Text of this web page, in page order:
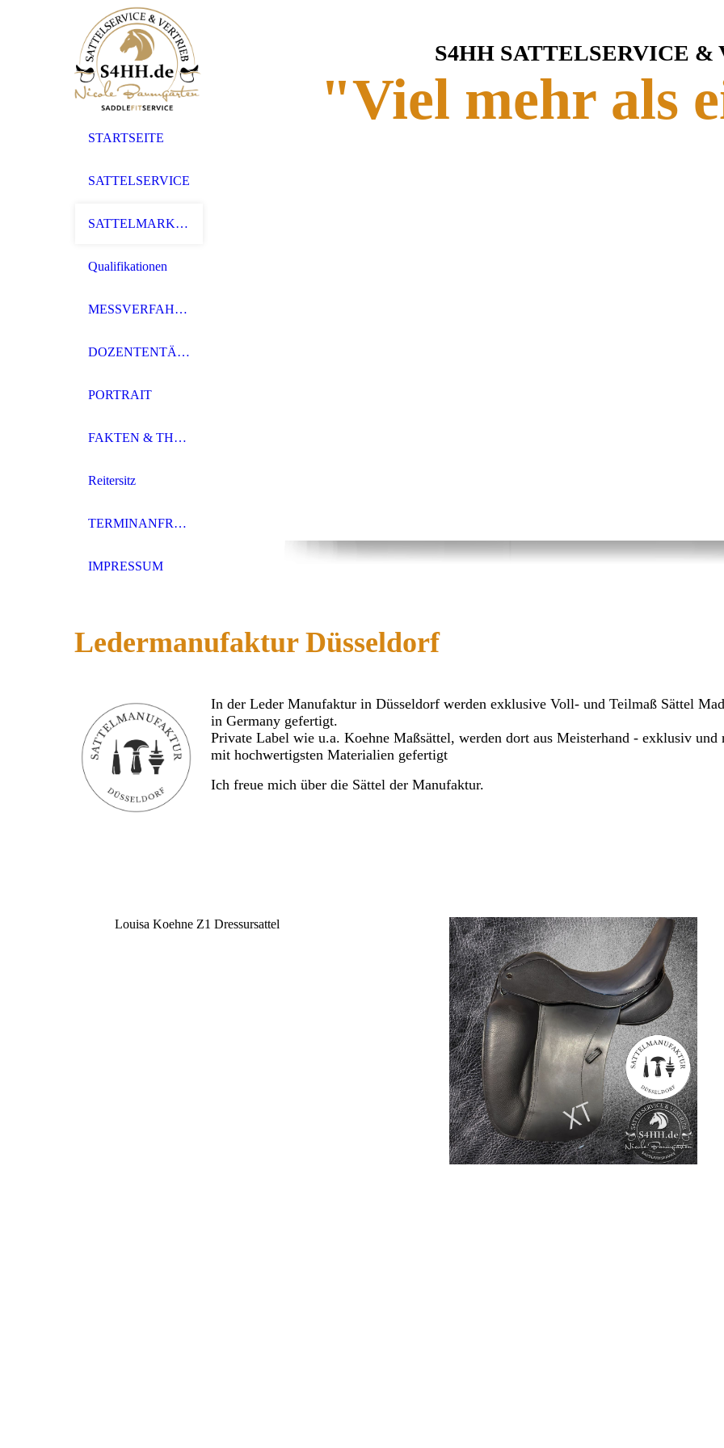
S4HH SATTELSERVICE &
"Viel mehr als
STARTSEITE
SATTELSERVICE
SATTELMARKEN
Qualifikationen
MESSVERFAHREN
DOZENTENTÄTIGKEIT
PORTRAIT
FAKTEN & THEMEN
Reitersitz
TERMINANFRAGE
IMPRESSUM
Ledermanufaktur Düsseldorf
In der Leder Manufaktur in Düsseldorf werden exklusive Voll- und Teilmaß Sättel
in Germany gefertigt.
Private Label wie u.a. Koehne Maßsättel, werden dort aus Meisterhand - exklusiv und
mit hochwertigsten Materialien gefertigt
Ich freue mich über die Sättel der Manufaktur.
Louisa Koehne Z1 Dressursattel